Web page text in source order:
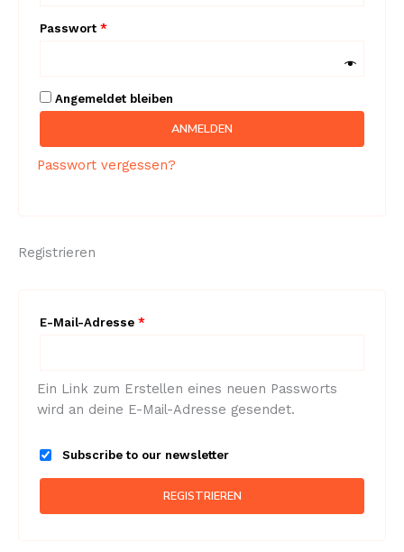
Passwort *Erforderlich
Angemeldet bleiben
ANMELDEN
Passwort vergessen?
Registrieren
E-Mail-Adresse *Erforderlich
Ein Link zum Erstellen eines neuen Passworts
wird an deine E-Mail-Adresse gesendet.
Subscribe to our newsletter
REGISTRIEREN